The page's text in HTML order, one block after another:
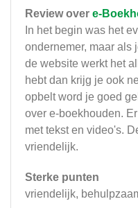
Review over e-
In het begin was het
ondernemer, maar als
de website werkt het
hebt dan krijg je ook
opbelt word je goed
over e-boekhouden.
met tekst en video's.
vriendelijk.
Sterke punten
vriendelijk,